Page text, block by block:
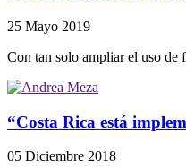
25 Mayo 2019
Con tan solo ampliar el uso de
“Costa Rica está
05 Diciembre 2018